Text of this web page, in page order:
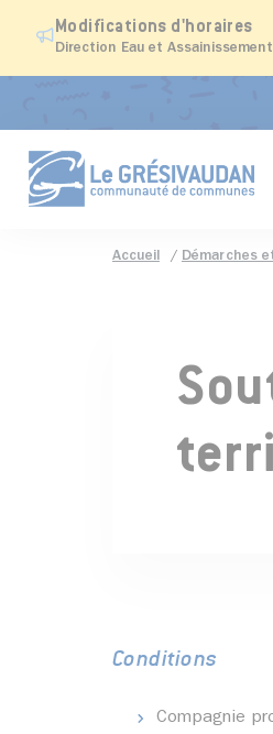
Modifications d'horaires
Direction Eau et Assainissement
Accueil Démarches
Conditions
Compagnie